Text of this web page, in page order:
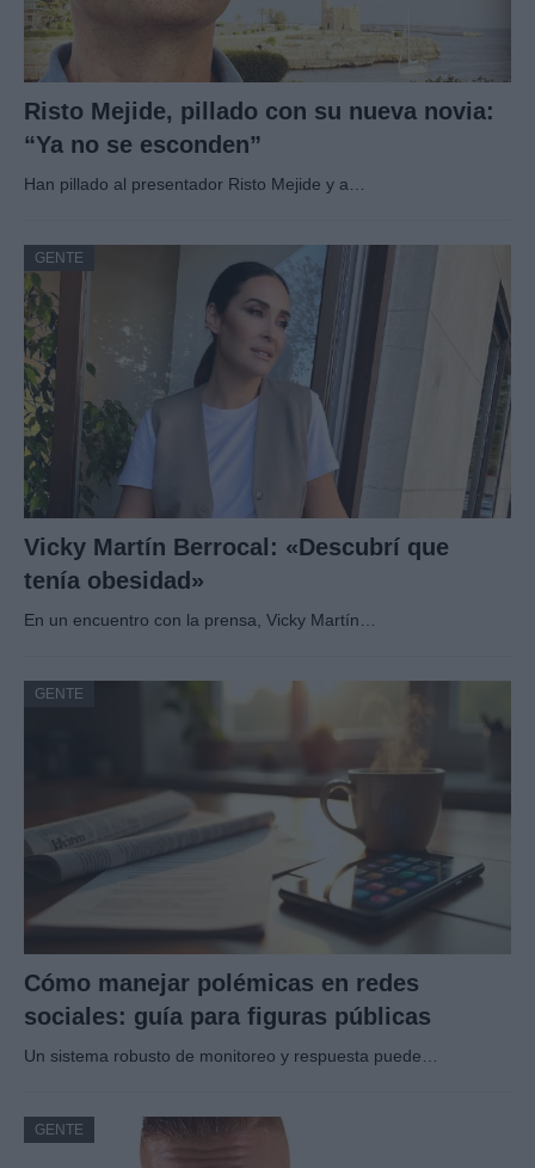
Risto Mejide, pillado con su nueva novia:
“Ya no se esconden”
Han pillado al presentador Risto Mejide y a…
GENTE
Vicky Martín Berrocal: «Descubrí que
tenía obesidad»
En un encuentro con la prensa, Vicky Martín…
GENTE
Cómo manejar polémicas en redes
sociales: guía para figuras públicas
Un sistema robusto de monitoreo y respuesta puede…
GENTE